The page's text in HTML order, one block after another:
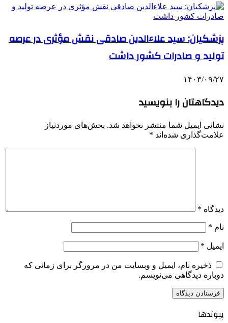
پزشکیان: سید علاءالدین صادقی نقش‌ مؤثری در عرصه
تولید و صادرات کشور داشت
۱۴۰۳/۰۹/۲۷
دیدگاهتان را بنویسید
نشانی ایمیل شما منتشر نخواهد شد. بخش‌های موردنیاز
علامت‌گذاری شده‌اند *
دیدگاه *
نام *
ایمیل *
ذخیره نام، ایمیل و وبسایت من در مرورگر برای زمانی که
دوباره دیدگاهی می‌نویسم.
پیوندها